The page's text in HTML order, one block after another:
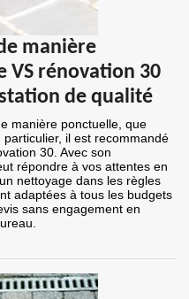
manière
VS rénovation 30
de qualité
manière ponctuelle, que
il est recommandé
30. Avec son
répondre à vos attentes en
nettoyage dans les règles
adaptées à tous les budgets
sans engagement en